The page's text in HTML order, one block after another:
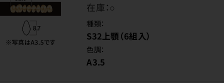
在庫：○
種類：
S32上顎（6組入）
色調：
A3.5